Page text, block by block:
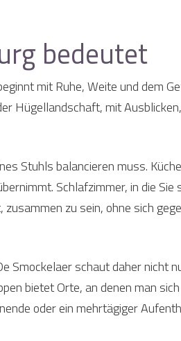
bedeutet
mit Ruhe, Weite und dem
Hügellandschaft, mit
Stuhls balancieren muss.
Schlafzimmer, in die Sie
zu sein, ohne sich
Smockelaer schaut daher nicht
bietet Orte, an denen man sich
oder ein mehrtägiger